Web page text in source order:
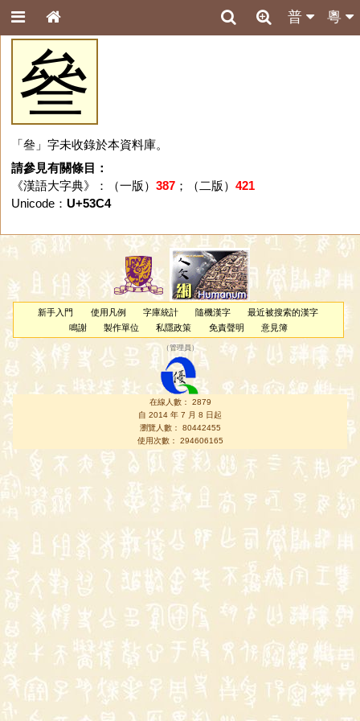
粵
普
叄
「叄」字未收錄於本資料庫。
請參見有關條目：
《漢語大字典》：（一版） 387；（二版） 421
Unicode： U+53C4
新手入門 使用凡例 字庫統計 隨機漢字
最近被搜索的漢字
鳴謝
製作單位 私隱政策 免責聲明 意見簿
（管理員 ）
在線人數： 2879
自 2014 年 7 月 8 日起
瀏覽人數： 80442455
使用次數： 294606165